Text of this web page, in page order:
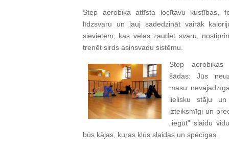
Step aerobika attīsta locītavu kustības,
līdzsvaru un ļauj sadedzināt vairāk
sievietēm, kas vēlas zaudēt svaru,
trenēt sirds asinsvadu sistēmu.
Step
šādas: Jūs
masu
lielisku stāju
izteiksmīgi un
„iegūt” slaidu
būs kājas, kuras kļūs slaidas un spēcīgas.